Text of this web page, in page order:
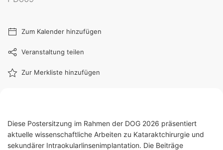
Zum Kalender hinzufügen
Veranstaltung teilen
Zur Merkliste hinzufügen
Diese Postersitzung im Rahmen der DOG 2026 präsentiert
aktuelle wissenschaftliche Arbeiten zu Kataraktchirurgie und
sekundärer Intraokularlinsenimplantation. Die Beiträge